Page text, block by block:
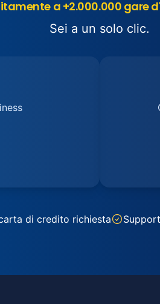
a +2.000.000 gare
Sei a un solo clic.
di credito richiesta